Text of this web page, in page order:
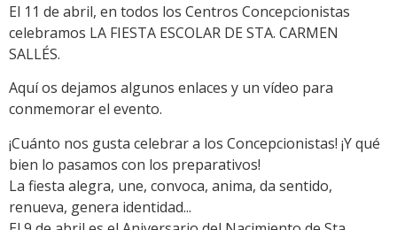
El 11 de abril, en todos los Centros Concepcionistas
celebramos LA FIESTA ESCOLAR DE STA. CARMEN
SALLÉS.
Aquí os dejamos algunos enlaces y un vídeo para
conmemorar el evento.
¡Cuánto nos gusta celebrar a los Concepcionistas! ¡Y qué
bien lo pasamos con los preparativos!
La fiesta alegra, une, convoca, anima, da sentido,
renueva, genera identidad...